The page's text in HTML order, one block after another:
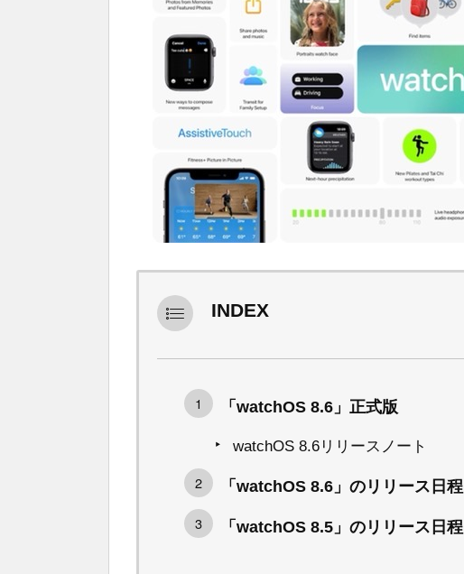
INDEX
「watchOS 8.6」正式版
watchOS 8.6リリースノート
「watchOS 8.6」のリリース日程
「watchOS 8.5」のリリース日程